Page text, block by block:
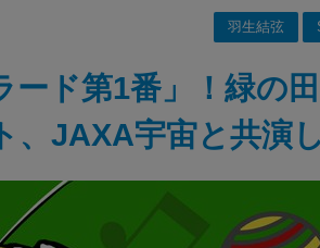
羽生結弦
ード第1番」！緑の
、JAXA宇宙と共演